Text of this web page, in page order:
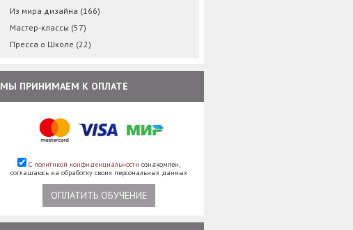
Из мира дизайна (166)
Мастер-классы (57)
Пресса о Школе (22)
МЫ ПРИНИМАЕМ К ОПЛАТЕ
С политикой конфиденциальности ознакомлен,
соглашаюсь на обработку своих персональных данных
ОПЛАТИТЬ ОБУЧЕНИЕ